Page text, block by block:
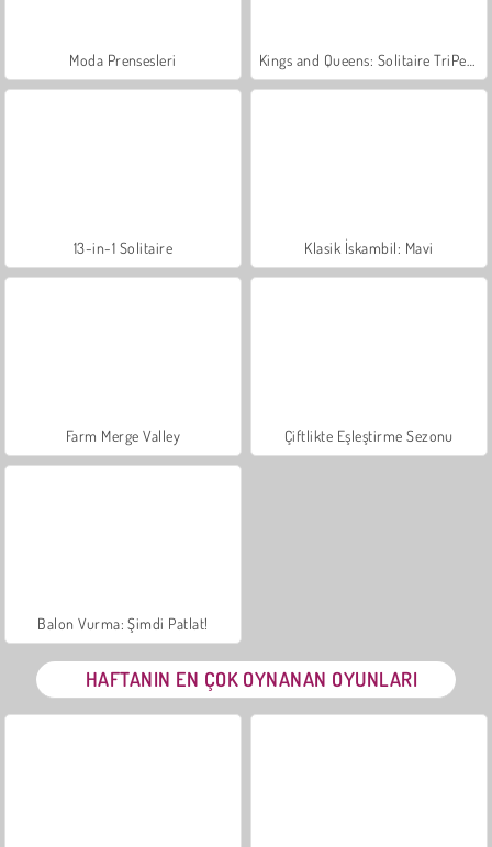
Moda Prensesleri
13-in-1 Solitaire Klasik İskambil: Mavi
Farm Merge Valley Çiftlikte Eşleştirme Sezonu
Balon Vurma: Şimdi Patlat!
HAFTANIN EN ÇOK OYNANAN OYUNLARI